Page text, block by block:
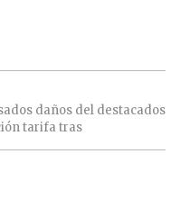
daños del destacados
tarifa tras